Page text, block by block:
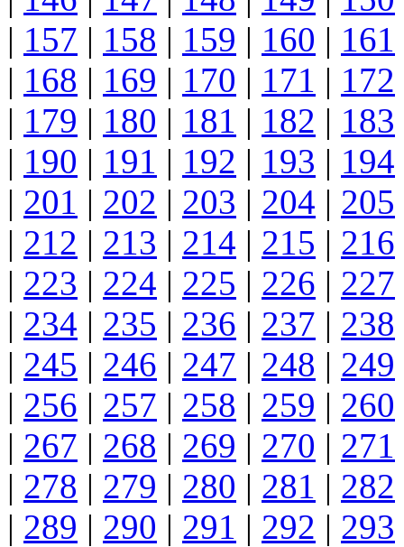
| 157 | 158 | 159 | 160 | 161
| 168 | 169 | 170 | 171 | 172
| 179 | 180 | 181 | 182 | 183
| 190 | 191 | 192 | 193 | 194
| 201 | 202 | 203 | 204 | 205
| 212 | 213 | 214 | 215 | 216
| 223 | 224 | 225 | 226 | 227
| 234 | 235 | 236 | 237 | 238
| 245 | 246 | 247 | 248 | 249
| 256 | 257 | 258 | 259 | 260
| 267 | 268 | 269 | 270 | 271
| 278 | 279 | 280 | 281 | 282
| 289 | 290 | 291 | 292 | 293